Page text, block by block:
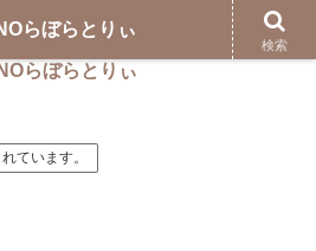
らぼらとりぃ
ています。
らぼらとりぃ
検索